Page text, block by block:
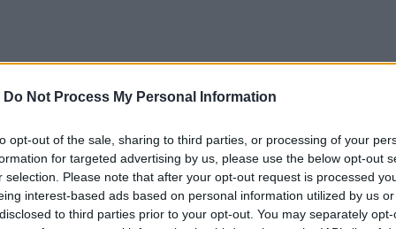
Do Not Process My Personal Information
opt-out of the sale, sharing to third parties, or processing of your
for targeted advertising by us, please use the below opt-out
selection. Please note that after your opt-out request is processed
interest-based ads based on personal information utilized by us
to third parties prior to your opt-out. You may separately
χωρίς σύνδεση με τη Σάγκα των Skywalker, η
Skywalker
το 2019. Όλες οι άλλες
και θα ανακοινωθούν σταδιακά το προσεχές